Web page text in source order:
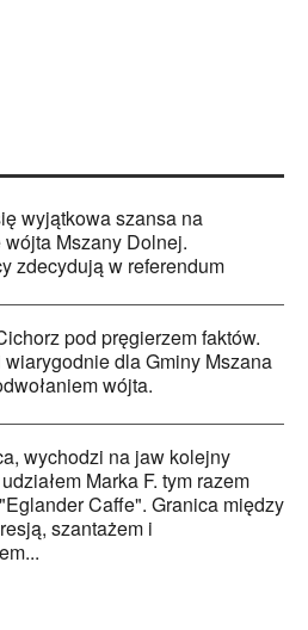
wyjątkowa szansa na
wójta Mszany Dolnej.
zdecydują w referendum
pod pręgierzem faktów.
dla Gminy Mszana
wójta.
wychodzi na jaw kolejny
Marka F. tym razem
Caffe". Granica między
szantażem i